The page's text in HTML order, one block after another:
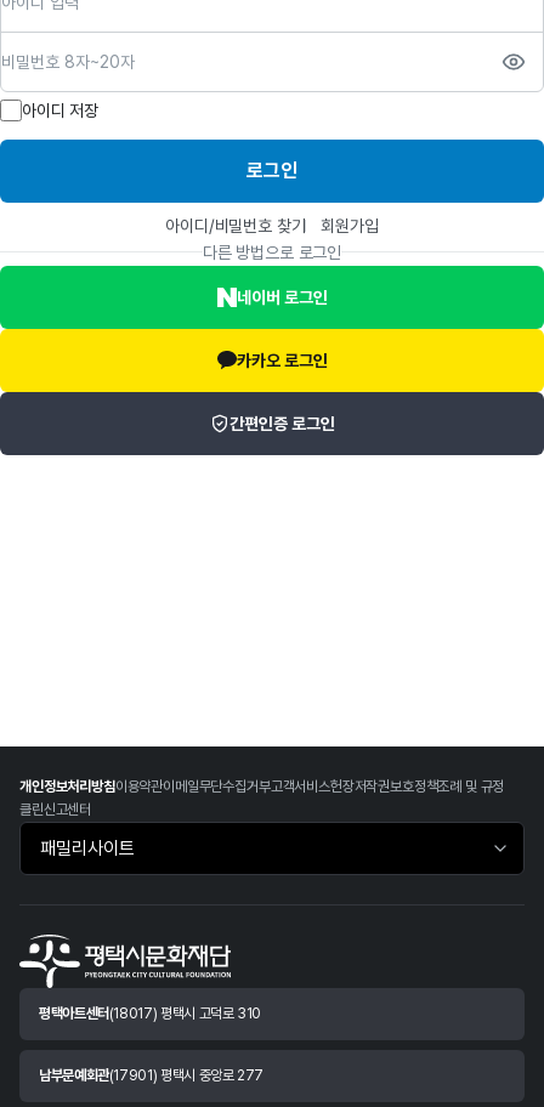
아이디 저장
로그인
아이디/비밀번호 찾기
회원가입
다른 방법으로 로그인
네이버 로그인
카카오 로그인
간편인증 로그인
개인정보처리방침이용약관이메일무단수집거부고객서비스헌장저작권보호정책조례 및 규정
클린신고센터
패밀리사이트 바로가기
평택아트센터 (18017) 평택시 고덕로 310
남부문예회관(17901) 평택시 중앙로 277